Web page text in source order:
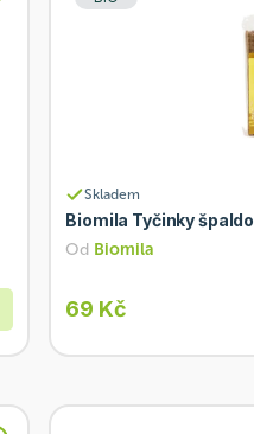
Skladem
Biomila Tyčinky
Od Biomila
69 Kč